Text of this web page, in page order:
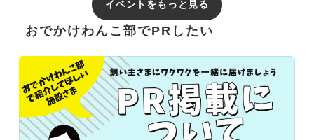
イベントをもっと見る
おでかけわんこ部でPRしたい